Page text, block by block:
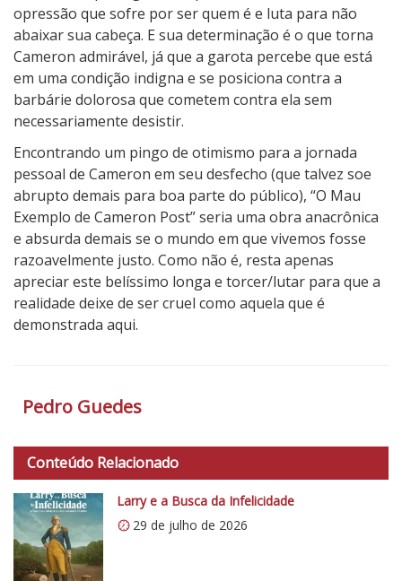
opressão que sofre por ser quem é e luta para não
abaixar sua cabeça. E sua determinação é o que torna
Cameron admirável, já que a garota percebe que está
em uma condição indigna e se posiciona contra a
barbárie dolorosa que cometem contra ela sem
necessariamente desistir.
Encontrando um pingo de otimismo para a jornada
pessoal de Cameron em seu desfecho (que talvez soe
abrupto demais para boa parte do público), “O Mau
Exemplo de Cameron Post” seria uma obra anacrônica
e absurda demais se o mundo em que vivemos fosse
razoavelmente justo. Como não é, resta apenas
apreciar este belíssimo longa e torcer/lutar para que a
realidade deixe de ser cruel como aquela que é
demonstrada aqui.
o
C
r
í
t
Pedro Guedes
Conteúdo Relacionado
Larry e a Busca da Infelicidade
29 de julho de 2026